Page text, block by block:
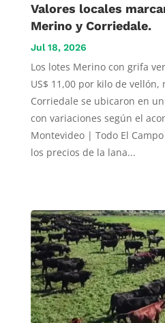
Valores locales
Merino y Corriedale.
Jul 18, 2026
Los lotes Merino con grifa
US$ 11,00 por kilo de
Corriedale se ubicaron en
con variaciones según el
Montevideo | Todo El
los precios de la lana...